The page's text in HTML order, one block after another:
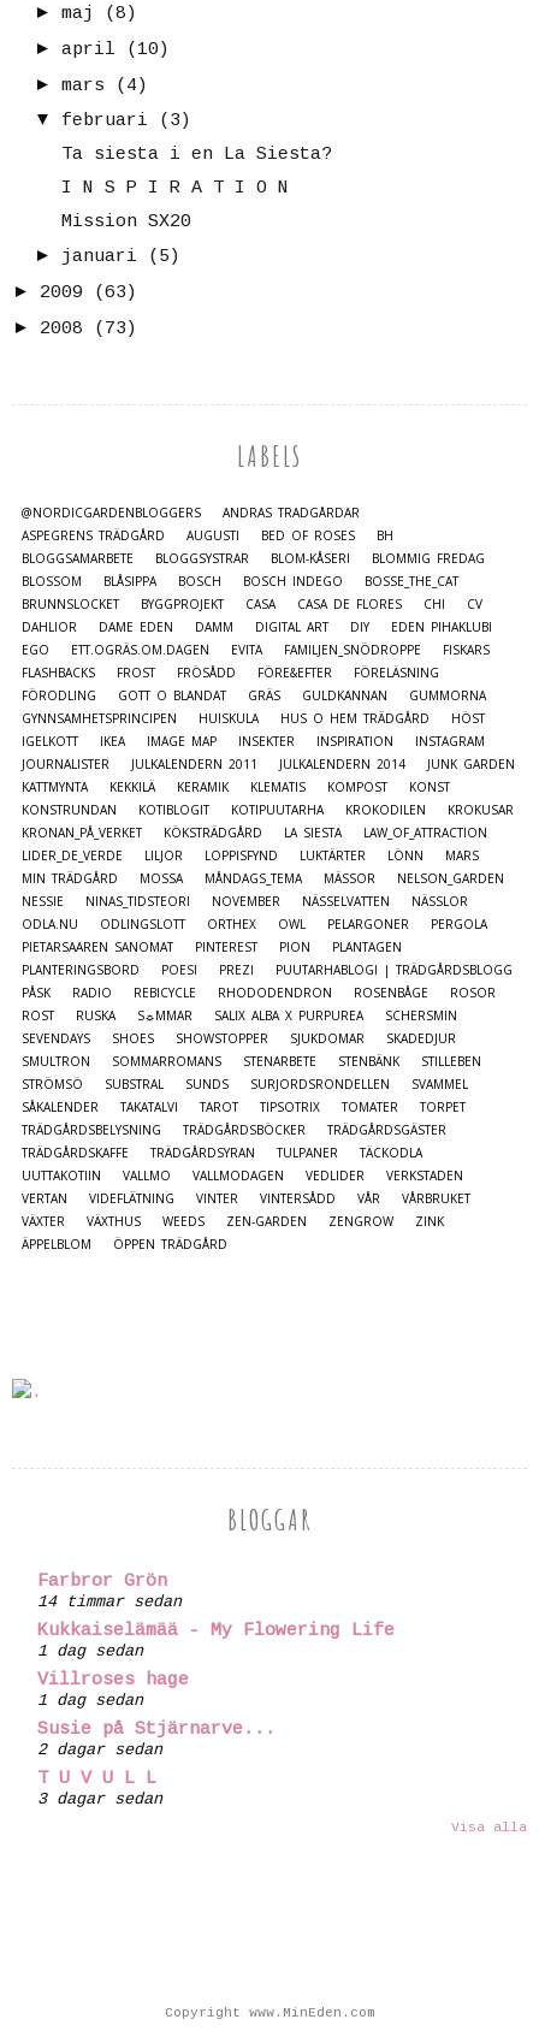
► maj
(8)
► april
(10)
► mars
(4)
▼
februari
(3)
Ta siesta i en La Siesta?
I N S P I R A T I O N
Mission SX20
► januari
(5)
► 2009
(63)
► 2008 (73)
LABELS
@NORDICGARDENBLOGGERS
ANDRAS TRÄDGÅRDAR
ASPEGRENS TRÄDGÅRD
AUGUSTI BED OF ROSES
BH
BLOGGSAMARBETE
BLOGGSYSTRAR BLOM-KÅSERI
BLOMMIG FREDAG
BLOSSOM
BLÅSIPPA BOSCH BOSCH INDEGO
BOSSE_THE_CAT
BRUNNSLOCKET
BYGGPROJEKT CASA CASA DE FLORES CHI
CV
DAHLIOR
DAME EDEN DAMM DIGITAL ART DIY
EDEN PIHAKLUBI
EGO
ETT.OGRÄS.OM.DAGEN EVITA FAMILJEN_SNÖDROPPE
FISKARS
FLASHBACKS
FROST FRÖSÅDD FÖRE&EFTER
FÖRELÄSNING
FÖRODLING
GOTT O BLANDAT GRÄS GULDKANNAN
GUMMORNA
GYNNSAMHETSPRINCIPEN
HUISKULA HUS O HEM TRÄDGÅRD
HÖST
IGELKOTT
IKEA IMAGE MAP INSEKTER INSPIRATION
INSTAGRAM
JOURNALISTER
JULKALENDERN 2011 JULKALENDERN 2014
JUNK GARDEN
KATTMYNTA
KEKKILÄ KERAMIK KLEMATIS KOMPOST
KONST
KONSTRUNDAN
KOTIBLOGIT KOTIPUUTARHA KROKODILEN
KROKUSAR
KRONAN_PÅ_VERKET
KÖKSTRÄDGÅRD LA SIESTA
LAW_OF_ATTRACTION
LIDER_DE_VERDE
LILJOR LOPPISFYND LUKTÄRTER LÖNN
MARS
MIN TRÄDGÅRD
MOSSA MÅNDAGS_TEMA MÄSSOR
NELSON_GARDEN
NESSIE
NINAS_TIDSTEORI NOVEMBER NÄSSELVATTEN
NÄSSLOR
ODLA.NU
ODLINGSLOTT ORTHEX OWL PELARGONER
PERGOLA
PIETARSAAREN SANOMAT
PINTEREST PION
PLANTAGEN
PLANTERINGSBORD
POESI PREZI
PUUTARHABLOGI | TRÄDGÅRDSBLOGG
PÅSK
RADIO REBICYCLE RHODODENDRON ROSENBÅGE
ROSOR
ROST
RUSKA S☼MMAR SALIX ALBA X PURPUREA
SCHERSMIN
SEVENDAYS
SHOES SHOWSTOPPER SJUKDOMAR
SKADEDJUR
SMULTRON
SOMMARROMANS STENARBETE STENBÄNK
STILLEBEN
STRÖMSÖ
SUBSTRAL SUNDS SURJORDSRONDELLEN
SVAMMEL
SÅKALENDER
TAKATALVI TAROT TIPSOTRIX TOMATER
TORPET
TRÄDGÅRDSBELYSNING
TRÄDGÅRDSBÖCKER
TRÄDGÅRDSGÄSTER
TRÄDGÅRDSKAFFE
TRÄDGÅRDSYRAN TULPANER
TÄCKODLA
UUTTAKOTIIN
VALLMO VALLMODAGEN VEDLIDER
VERKSTADEN
VERTAN
VIDEFLÄTNING VINTER VINTERSÅDD VÅR
VÅRBRUKET
VÄXTER
VÄXTHUS WEEDS ZEN-GARDEN ZENGROW
ZINK
ÄPPELBLOM
ÖPPEN TRÄDGÅRD
BLOGGAR
Farbror Grön
14 timmar sedan
Kukkaiselämää - My Flowering Life
1 dag sedan
Villroses hage
1 dag sedan
Susie på Stjärnarve...
2 dagar sedan
T U V U L L
3 dagar sedan
Visa alla
Copyright www.MinEden.com